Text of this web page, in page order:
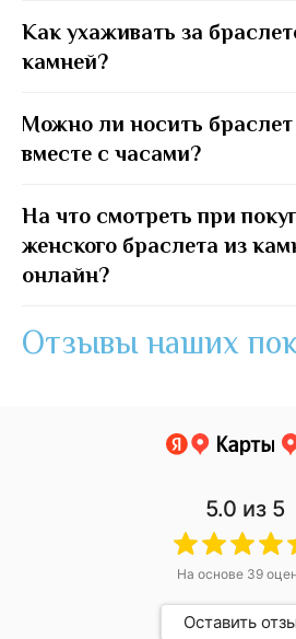
Как ухаживать за
камней?
Можно ли носить браслет
вместе с часами?
На что смотреть при
женского браслета из
онлайн?
Отзывы наших
5.0 из 5
На основе 39
Оставить